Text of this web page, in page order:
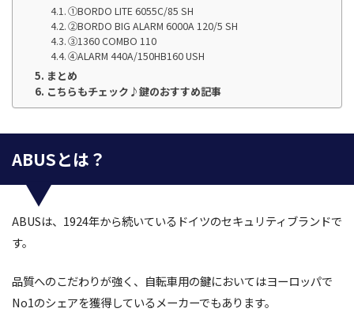
①BORDO LITE 6055C/85 SH
②BORDO BIG ALARM 6000A 120/5 SH
③1360 COMBO 110
④ALARM 440A/150HB160 USH
まとめ
こちらもチェック♪鍵のおすすめ記事
ABUSとは？
ABUSは、1924年から続いているドイツのセキュリティブランドで
す。
品質へのこだわりが強く、自転車用の鍵においてはヨーロッパで
No1のシェアを獲得しているメーカーでもあります。